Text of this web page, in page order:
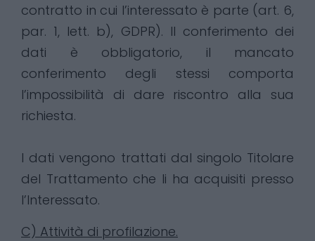
contratto in cui l’interessato è parte (art. 6,
par. 1, lett. b), GDPR). Il conferimento dei
dati è obbligatorio, il mancato
conferimento degli stessi comporta
l’impossibilità di dare riscontro alla sua
richiesta.
I dati vengono trattati dal singolo Titolare
del Trattamento che li ha acquisiti presso
l’Interessato.
C) Attività di profilazione.